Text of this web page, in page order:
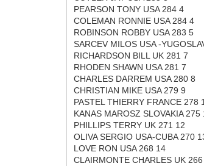
PEARSON TONY USA 284 4
COLEMAN RONNIE USA 284 4
ROBINSON ROBBY USA 283 5
SARCEV MILOS USA -
RICHARDSON BILL UK 281 7
RHODEN SHAWN USA 281 7
CHARLES DARREM USA 280 8
CHRISTIAN MIKE USA 279 9
PASTEL THIERRY FRANCE 278
KANAS MAROSZ SLOVAKIA 275
PHILLIPS TERRY UK 271 12
OLIVA SERGIO USA-CUBA 270
LOVE RON USA 268 14
CLAIRMONTE CHARLES UK